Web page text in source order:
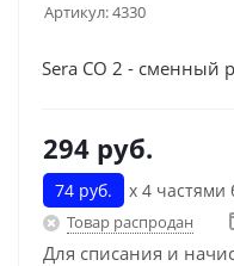
Артикул:4330
Sera CO 2 - сменный
294 руб.
74 руб. х 4 частями
Товар распродан
Для списания и